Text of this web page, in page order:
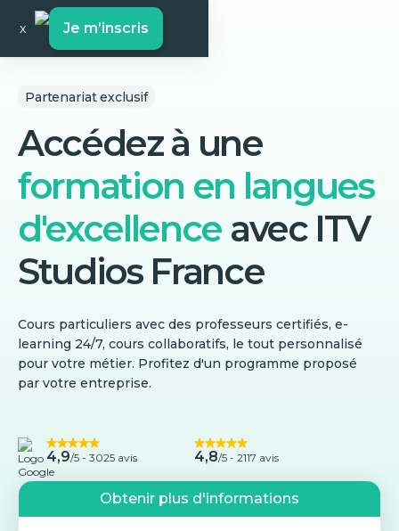
x Je m’inscris
Partenariat exclusif
Accédez à une
formation en langues
d'excellence avec ITV
Studios France
Cours particuliers avec des professeurs certifiés, e-
learning 24/7, cours collaboratifs, le tout personnalisé
pour votre métier. Profitez d'un programme proposé
par votre entreprise.
4,9/5 - 3025 avis 4,8/5 - 2117 avis
Obtenir plus d'informations